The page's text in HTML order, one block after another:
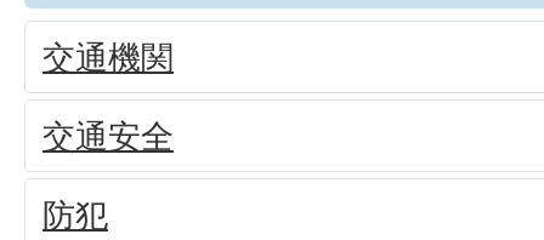
交通機関
交通安全
防犯